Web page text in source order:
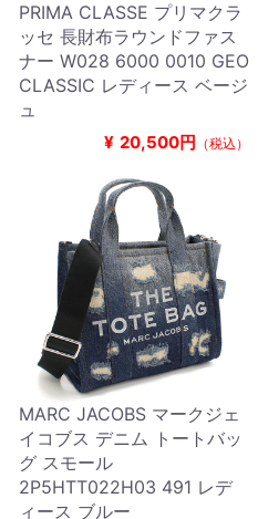
PRIMA CLASSE プリマクラ
ッセ 長財布ラウンドファス
ナー W028 6000 0010 GEO
CLASSIC レディース ベージ
ュ
¥ 20,500円 （税込）
MARC JACOBS マークジェ
イコブス デニム トートバッ
グ スモール
2P5HTT022H03 491 レデ
ィース ブルー